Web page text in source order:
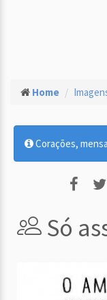
Home
Corações,
Só